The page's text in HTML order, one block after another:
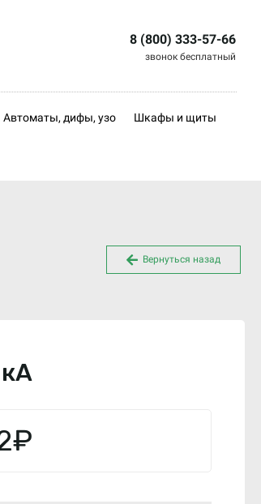
8 (800) 333-57-66
звонок бесплатный
Автоматы, дифы, узо Шкафы и щиты
Вернуться назад